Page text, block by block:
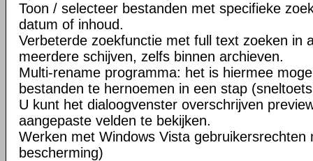
Toon / selecteer bestanden met specifieke
datum of inhoud.
Verbeterde zoekfunctie met full text zoeken in
meerdere schijven, zelfs binnen archieven.
Multi-rename programma: het is hiermee
bestanden te hernoemen in een stap
U kunt het dialoogvenster overschrijven
aangepaste velden te bekijken.
Werken met Windows Vista gebruikersrechten
bescherming)